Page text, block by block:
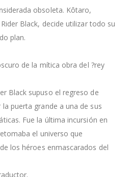
obsoleta. Kôtaro,
Black, decide utilizar todo su
plan.
de la mítica obra del ?rey
Black supuso el regreso de
puerta grande a una de sus
Fue la última incursión en
el universo que
los héroes enmascarados del